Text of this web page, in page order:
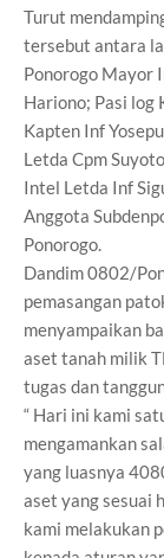
Turut
tersebut antara
Ponorogo Mayor
Hariono; Pasi
Kapten Inf
Letda Cpm
Intel Letda Inf
Anggota
Ponorogo.
Dandim 0802/
pemasangan
menyampaikan
aset tanah milik
tugas dan
“ Hari ini kami
mengamankan
yang luasnya
aset yang sesuai
kami melakukan